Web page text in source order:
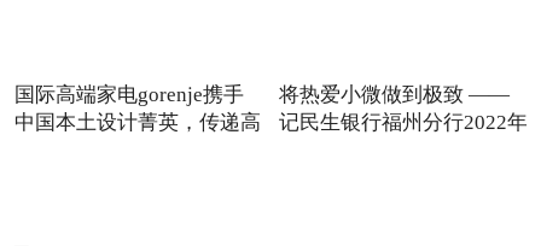
国际高端家电gorenje携手
中国本土设计菁英，传递高
将热爱小微做到极致 ——
记民生银行福州分行2022年